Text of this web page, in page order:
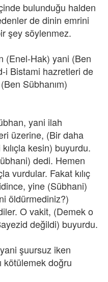
bulunduğu halden
de dinin emrini
şey söylenmez.
(Enel-Hak) yani (Ben
i Bistami hazretleri de
Sübhanım)
yani ilah
üzerine, (Bir daha
kesin) buyurdu.
dedi. Hemen
vurdular. Fakat kılıç
yine (Sübhani)
öldürmediniz?)
O vakit, (Demek o
değildi) buyurdu.
şuursuz iken
kötülemek doğru